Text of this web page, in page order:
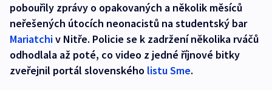
pobouřily zprávy o opakovaných a několik měsíců
neřešených útocích neonacistů na studentský bar
Mariatchiv Nitře. Policie se k zadržení několika rváčů
odhodlala až poté, co video z jedné říjnové bitky
zveřejnil portál slovenského listu Sme.